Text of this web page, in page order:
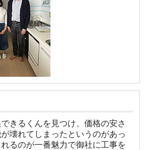
きるくんを見つけ、価格の安さ
壊れてしまったというのがあっ
るのが一番魅力で御社に工事を